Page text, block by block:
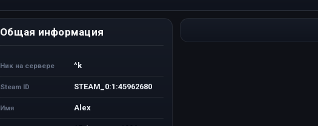
Общая информация
Ник на сервере ^k
Steam ID STEAM_0:1:45962680
Имя Alex